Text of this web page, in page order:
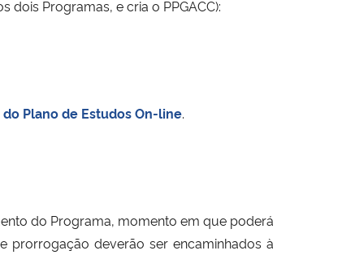
dois Programas, e cria o PPGACC):
Plano de Estudos On-line.
do Programa, momento em que poderá
prorrogação deverão ser encaminhados à